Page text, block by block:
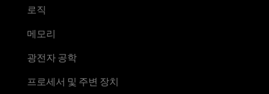
로직
메모리
광전자 공학
프로세서 및 주변 장치